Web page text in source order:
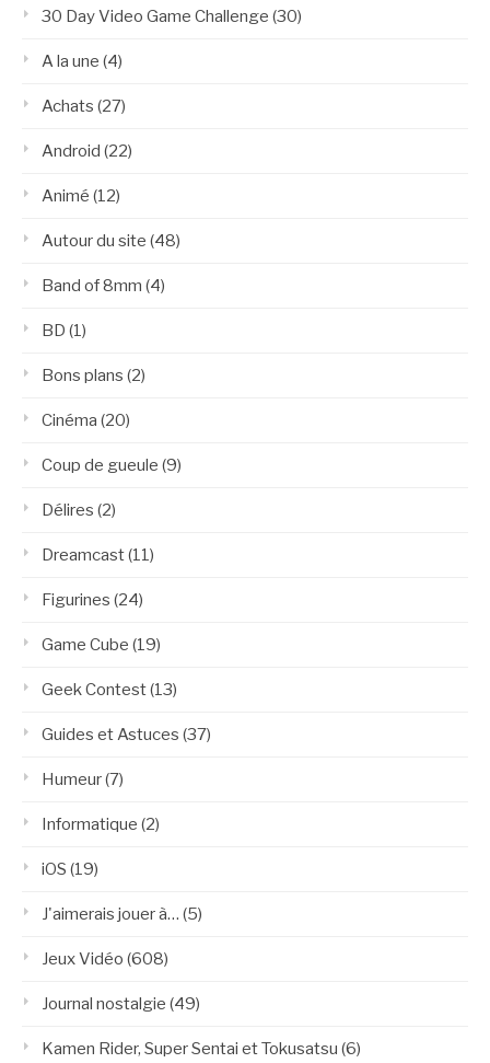
30 Day Video Game Challenge (30)
A la une (4)
Achats (27)
Android (22)
Animé (12)
Autour du site (48)
Band of 8mm (4)
BD (1)
Bons plans (2)
Cinéma (20)
Coup de gueule (9)
Délires (2)
Dreamcast(11)
Figurines (24)
Game Cube (19)
Geek Contest(13)
Guides et Astuces (37)
Humeur(7)
Informatique (2)
iOS (19)
J'aimerais jouer à… (5)
Jeux Vidéo (608)
Journal nostalgie (49)
Kamen Rider, Super Sentai et Tokusatsu (6)